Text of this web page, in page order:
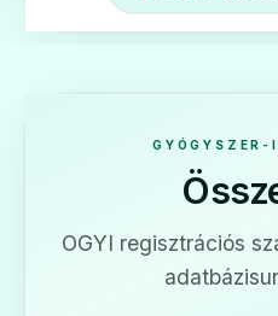
GYÓGYSZER-
OGYI regisztrációs